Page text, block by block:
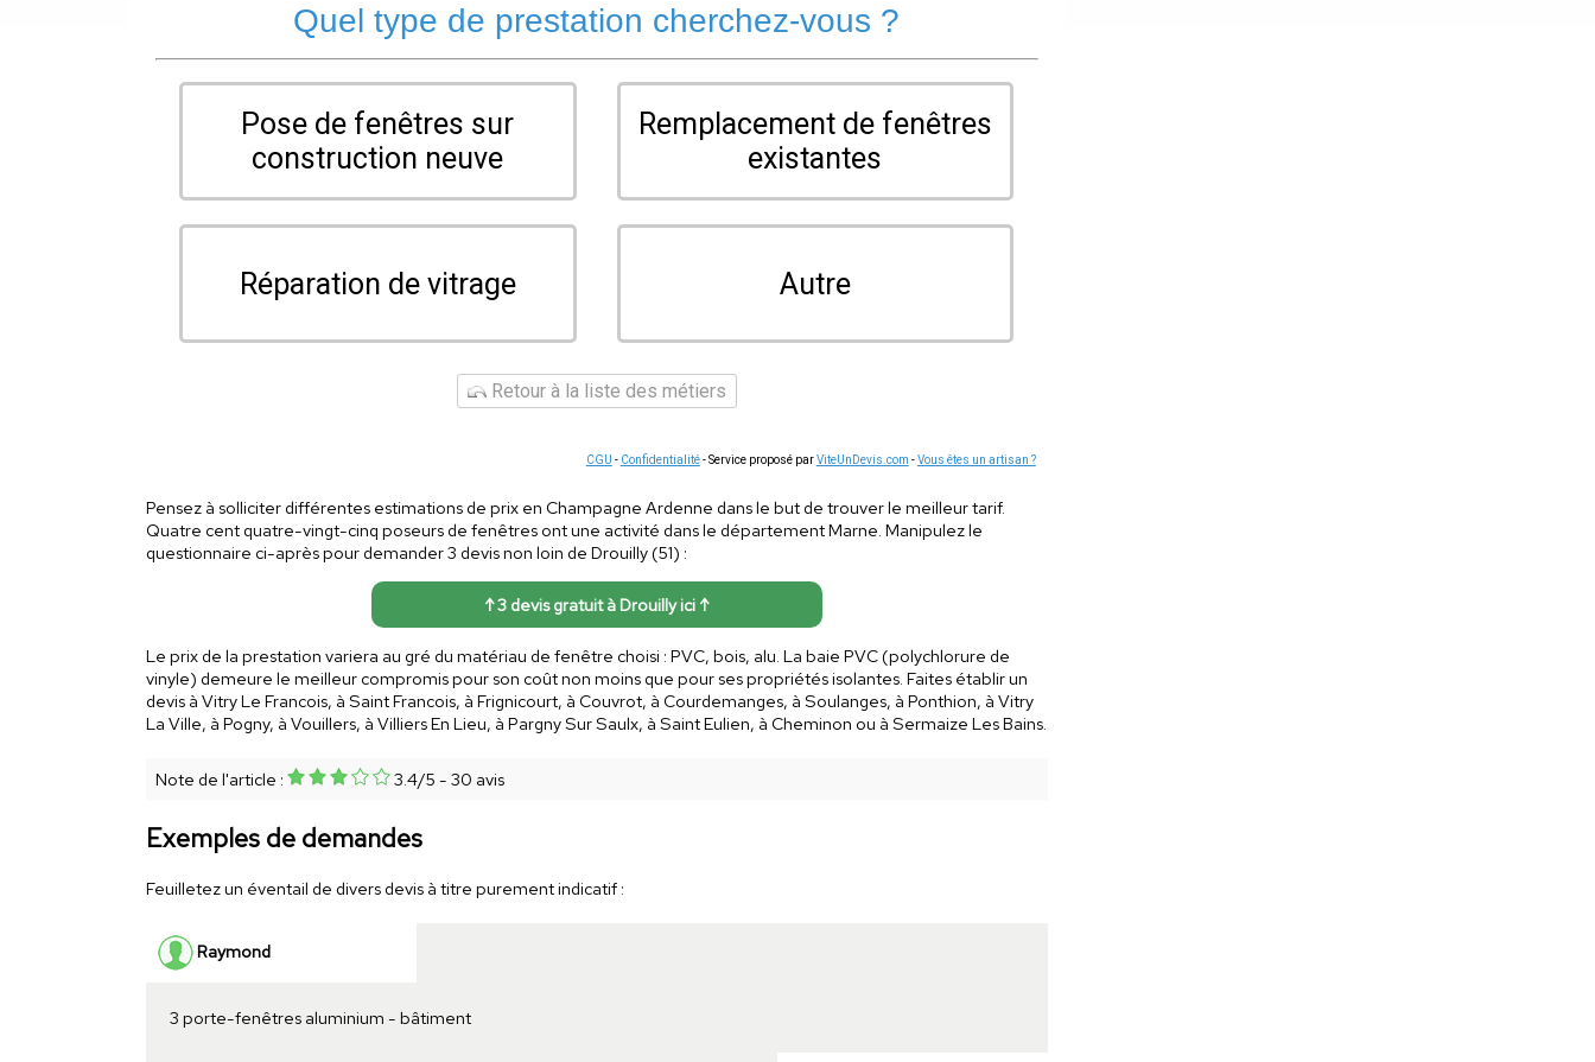
Quel type de prestation cherchez-vous ?
Pose de fenêtres sur
construction neuve
Remplacement de fenêtres
existantes
Réparation de vitrage Autre
Retour à la liste des métiers
CGU - Confidentialité- Service proposé parViteUnDevis.com -Vous êtes un artisan ?
Pensez à solliciter différentes estimations de prix en Champagne Ardenne dans le but de trouver le meilleur tarif.
Quatre cent quatre-vingt-cinq poseurs de fenêtres ont une activité dans le département Marne. Manipulez le
questionnaire ci-après pour demander 3 devis non loin de Drouilly (51) :
↑ 3 devis gratuit à Drouilly ici ↑
Le prix de la prestation variera au gré du matériau de fenêtre choisi : PVC, bois, alu. La baie PVC (polychlorure de
vinyle) demeure le meilleur compromis pour son coût non moins que pour ses propriétés isolantes. Faites établir un
devis à Vitry Le Francois, à Saint Francois, à Frignicourt, à Couvrot, à Courdemanges, à Soulanges, à Ponthion, à Vitry
La Ville, à Pogny, à Vouillers, à Villiers En Lieu, à Pargny Sur Saulx, à Saint Eulien, à Cheminon ou à Sermaize Les Bains.
Note de l'article : 3.4/5 - 30 avis
Exemples de demandes
Feuilletez un éventail de divers devis à titre purement indicatif :
Raymond
3 porte-fenêtres aluminium - bâtiment